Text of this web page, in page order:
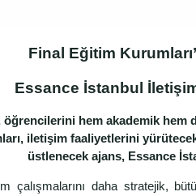
Final Eğitim
Essance İstanbul
hem akademik hem
iletişim faaliyetlerini
üstlenecek ajans, Essance
çalışmalarını daha stratejik,